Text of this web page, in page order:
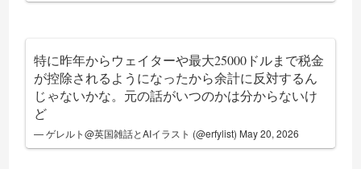
特に昨年からウェイターや最大25000ドルまで税金
が控除されるようになったから余計に反対するん
じゃないかな。元の話がいつのかは分からないけ
ど
— ゲレルト@英国雑話とAIイラスト (@erfylist) May 20, 2026